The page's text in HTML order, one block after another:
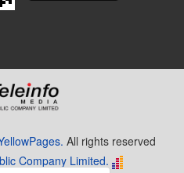
All rights reserved
Company Limited.